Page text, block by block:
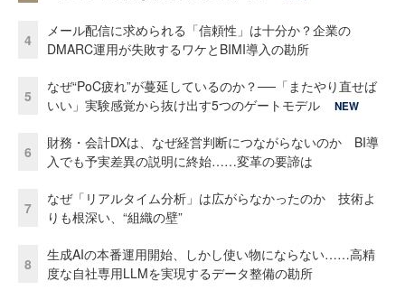
4
メール配信に求められる「信頼性」は十分か？企業の
DMARC運用が失敗するワケとBIMI導入の勘所
5
なぜ“PoC疲れ”が蔓延しているのか？──「またやり直せば
いい」実験感覚から抜け出す5つのゲートモデル
NEW
6
財務・会計DXは、なぜ経営判断につながらないのか BI導
入でも予実差異の説明に終始……変革の要諦は
7
なぜ「リアルタイム分析」は広がらなかったのか 技術よ
りも根深い、“組織の壁”
8
生成AIの本番運用開始、しかし使い物にならない……高精
度な自社専用LLMを実現するデータ整備の勘所